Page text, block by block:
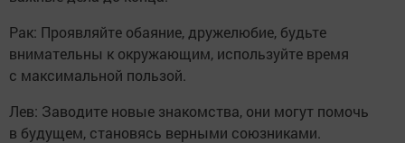
Рак: Проявляйте обаяние, дружелюбие, будьте
внимательны к окружающим, используйте время
с максимальной пользой.
Лев: Заводите новые знакомства, они могут помочь
в будущем, становясь верными союзниками.